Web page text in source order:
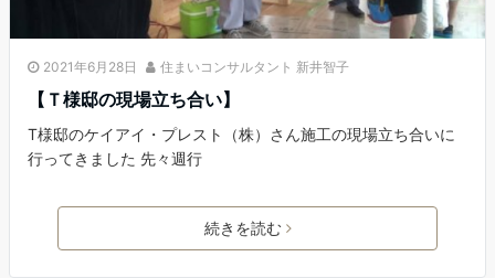
2021年6月28日 住まいコンサルタント 新井智子
【Ｔ様邸の現場立ち合い】
T様邸のケイアイ・プレスト（株）さん施工の現場立ち合いに
行ってきました 先々週行
続きを読む